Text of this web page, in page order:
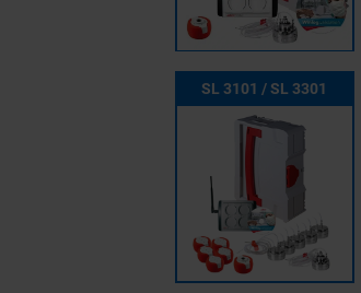
SL 3101 / SL 3301